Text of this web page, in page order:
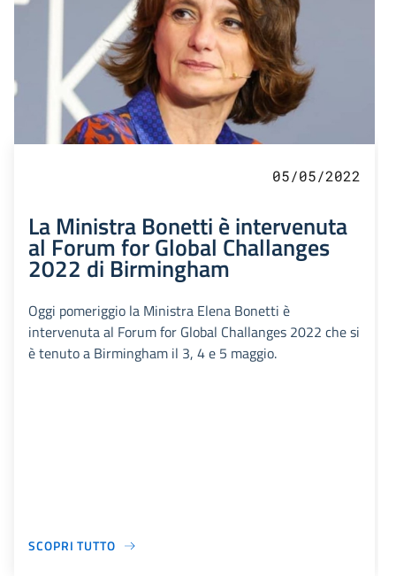
05/05/2022
La Ministra Bonetti è intervenuta
al Forum for Global Challanges
2022 di Birmingham
Oggi pomeriggio la Ministra Elena Bonetti è
intervenuta al Forum for Global Challanges 2022 che si
è tenuto a Birmingham il 3, 4 e 5 maggio.
SCOPRI TUTTO